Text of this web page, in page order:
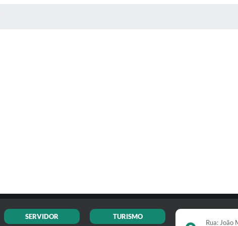
SERVIDOR TURISMO
Rua: João